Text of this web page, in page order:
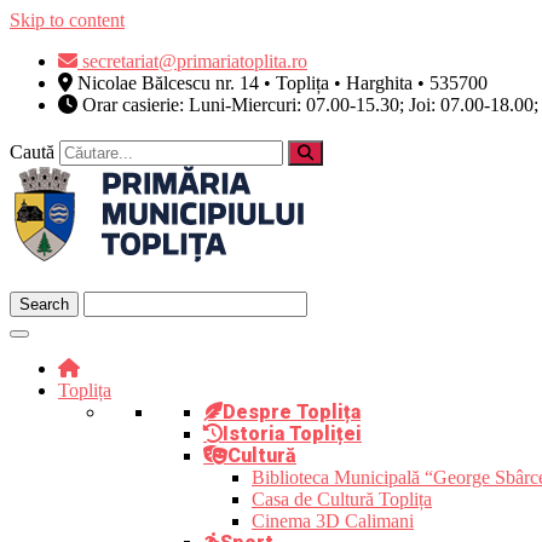
Skip to content
secretariat@primariatoplita.ro
Nicolae Bălcescu nr. 14 • Toplița • Harghita • 535700
Orar casierie: Luni-Miercuri: 07.00-15.30; Joi: 07.00-
Caută
Toplița
Despre Toplița
Istoria Topliței
Cultură
Biblioteca Municipală “George
Casa de Cultură Toplița
Cinema 3D Calimani